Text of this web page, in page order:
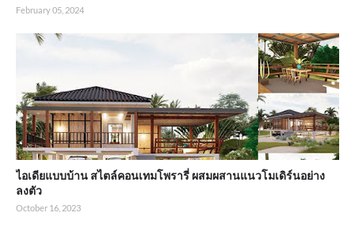
February 05, 2024
ไอเดียแบบบ้าน สไตล์คอนเทมโพรารี่ ผสมผสานแนวโมเดิร์นอย่าง
ลงตัว
October 16, 2023